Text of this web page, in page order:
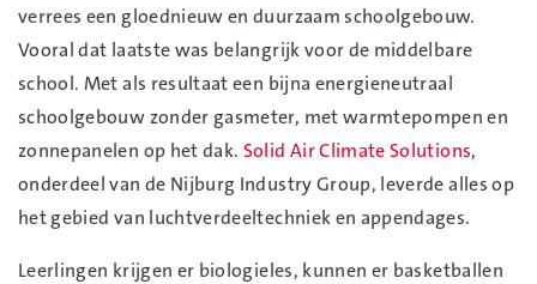
verrees een gloednieuw en duurzaam schoolgebouw.
Vooral dat laatste was belangrijk voor de middelbare
school. Met als resultaat een bijna energieneutraal
schoolgebouw zonder gasmeter, met warmtepompen en
zonnepanelen op het dak. Solid Air Climate Solutions,
onderdeel van de Nijburg Industry Group, leverde alles op
het gebied van luchtverdeeltechniek en appendages.
Leerlingen krijgen er biologieles, kunnen er basketballen